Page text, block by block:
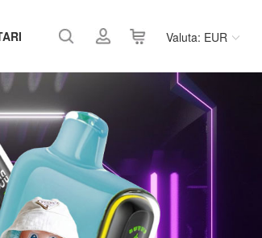
Valuta: EUR